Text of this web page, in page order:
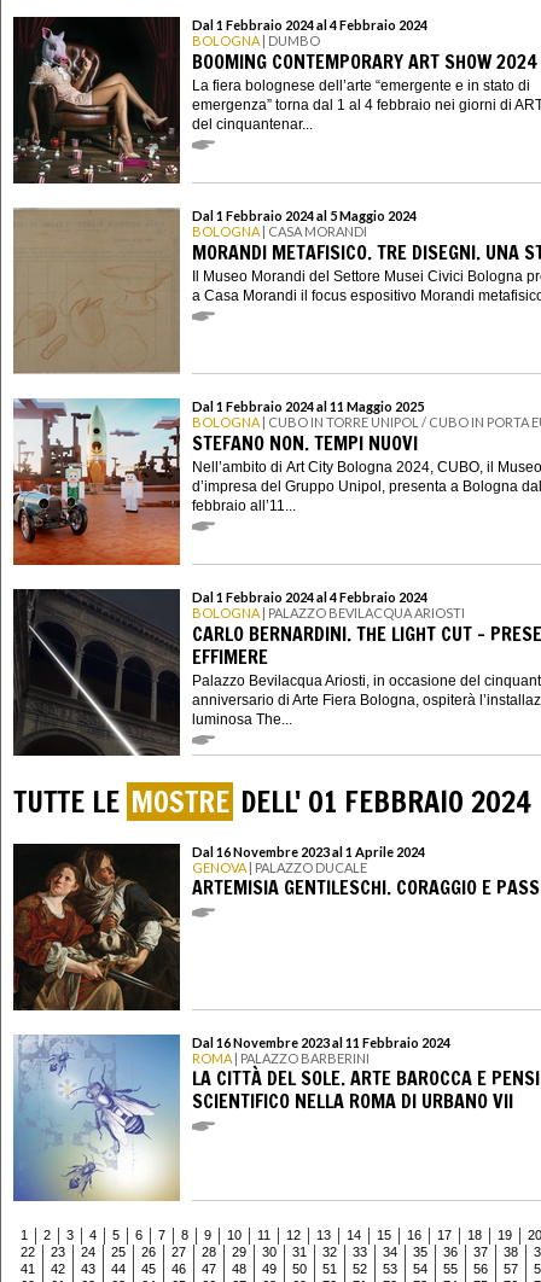
Dal 1 Febbraio 2024 al 4 Febbraio 2024
BOLOGNA | DUMBO
BOOMING CONTEMPORARY ART SHOW 2024
La fiera bolognese dell’arte “emergente e in stato di
emergenza” torna dal 1 al 4 febbraio nei giorni di
del cinquantenar...
Dal 1 Febbraio 2024 al 5 Maggio 2024
BOLOGNA | CASA MORANDI
MORANDI METAFISICO. TRE DISEGNI. UNA
Il Museo Morandi del Settore Musei Civici Bologna
a Casa Morandi il focus espositivo Morandi
Dal 1 Febbraio 2024 al 11 Maggio 2025
BOLOGNA | CUBO IN TORRE UNIPOL / CUBO IN PORTA
STEFANO NON. TEMPI NUOVI
Nell’ambito di Art City Bologna 2024, CUBO, il Museo
d’impresa del Gruppo Unipol, presenta a Bologna
febbraio all’11...
Dal 1 Febbraio 2024 al 4 Febbraio 2024
BOLOGNA | PALAZZO BEVILACQUA ARIOSTI
CARLO BERNARDINI. THE LIGHT CUT –
EFFIMERE
Palazzo Bevilacqua Ariosti, in occasione del
anniversario di Arte Fiera Bologna, ospiterà
luminosa The...
TUTTE LE MOSTRE DELL' 01 FEBBRAIO 2024
Dal 16 Novembre 2023 al 1 Aprile 2024
GENOVA | PALAZZO DUCALE
ARTEMISIA GENTILESCHI. CORAGGIO E
Dal 16 Novembre 2023 al 11 Febbraio 2024
ROMA | PALAZZO BARBERINI
LA CITTÀ DEL SOLE. ARTE BAROCCA E
SCIENTIFICO NELLA ROMA DI URBANO VII
1 2 3 4 5 6 7 8 9 10 11 12 13 14 15 16 17 18 19
20
22
23 24 25 26 27 28 29 30 31 32 33 34 35 36 37 38
41
42 43 44 45 46 47 48 49 50 51 52 53 54 55 56 57